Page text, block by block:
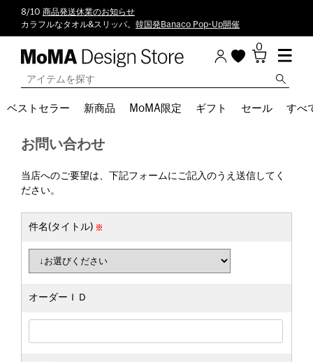
8/10 商品発送休業のお知らせ
カラフルなタオル&スリッパ。 韓国発Banaco Pop-Up開催
0
ベストセラー 新商品 MoMA限定 ギフト セール すべ
お問い合わせ
当店へのご要望は、下記フォームにご記入のうえ送信してく
ださい。
件名(タイトル)
オーダーＩＤ